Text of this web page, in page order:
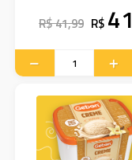
R$ 41,99 R$ 41